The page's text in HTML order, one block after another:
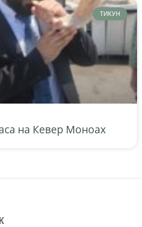
ТИКУН
на Кевер Моноах